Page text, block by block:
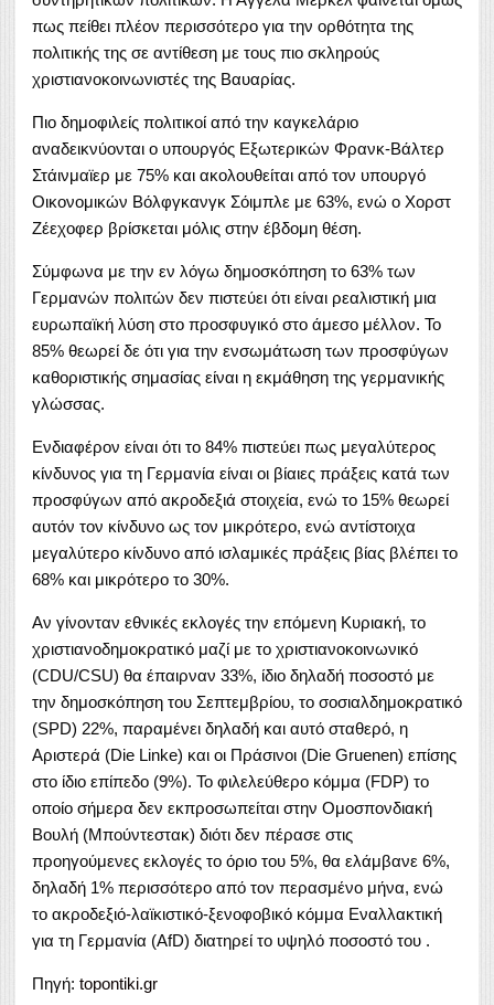
πως πείθει πλέον περισσότερο για την ορθότητα της
πολιτικής της σε αντίθεση με τους πιο σκληρούς
χριστιανοκοινωνιστές της Βαυαρίας.
Πιο δημοφιλείς πολιτικοί από την καγκελάριο
αναδεικνύονται ο υπουργός Εξωτερικών Φρανκ-Βάλτερ
Στάινμαϊερ με 75% και ακολουθείται από τον υπουργό
Οικονομικών Βόλφγκανγκ Σόιμπλε με 63%, ενώ ο Χορστ
Ζέεχοφερ βρίσκεται μόλις στην έβδομη θέση.
Σύμφωνα με την εν λόγω δημοσκόπηση το 63% των
Γερμανών πολιτών δεν πιστεύει ότι είναι ρεαλιστική μια
ευρωπαϊκή λύση στο προσφυγικό στο άμεσο μέλλον. Το
85% θεωρεί δε ότι για την ενσωμάτωση των προσφύγων
καθοριστικής σημασίας είναι η εκμάθηση της γερμανικής
γλώσσας.
Ενδιαφέρον είναι ότι το 84% πιστεύει πως μεγαλύτερος
κίνδυνος για τη Γερμανία είναι οι βίαιες πράξεις κατά των
προσφύγων από ακροδεξιά στοιχεία, ενώ το 15% θεωρεί
αυτόν τον κίνδυνο ως τον μικρότερο, ενώ αντίστοιχα
μεγαλύτερο κίνδυνο από ισλαμικές πράξεις βίας βλέπει το
68% και μικρότερο το 30%.
Αν γίνονταν εθνικές εκλογές την επόμενη Κυριακή, το
χριστιανοδημοκρατικό μαζί με το χριστιανοκοινωνικό
(CDU/CSU) θα έπαιρναν 33%, ίδιο δηλαδή ποσοστό με
την δημοσκόπηση του Σεπτεμβρίου, το σοσιαλδημοκρατικό
(SPD) 22%, παραμένει δηλαδή και αυτό σταθερό, η
Αριστερά (Die Linke) και οι Πράσινοι (Die Gruenen) επίσης
στο ίδιο επίπεδο (9%). Το φιλελεύθερο κόμμα (FDP) το
οποίο σήμερα δεν εκπροσωπείται στην Ομοσπονδιακή
Βουλή (Μπούντεστακ) διότι δεν πέρασε στις
προηγούμενες εκλογές το όριο του 5%, θα ελάμβανε 6%,
δηλαδή 1% περισσότερο από τον περασμένο μήνα, ενώ
το ακροδεξιό-λαϊκιστικό-ξενοφοβικό κόμμα Εναλλακτική
για τη Γερμανία (AfD) διατηρεί το υψηλό ποσοστό του .
Πηγή: topontiki.gr